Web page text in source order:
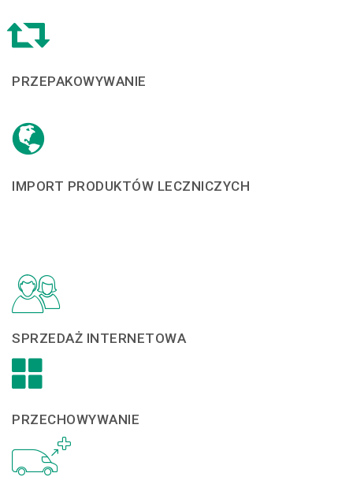
PRZEPAKOWYWANIE
IMPORT PRODUKTÓW LECZNICZYCH
SPRZEDAŻ INTERNETOWA
PRZECHOWYWANIE